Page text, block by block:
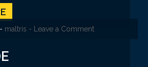
- maltris - Leave a Comment